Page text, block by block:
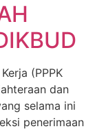
(PPPK
dan
selama ini
penerimaan